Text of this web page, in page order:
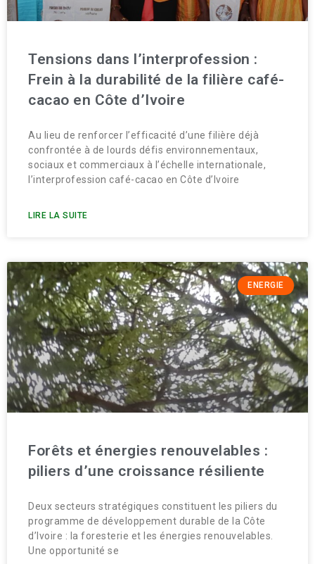
Tensions dans l’interprofession :
Frein à la durabilité de la filière café-
cacao en Côte d’Ivoire
Au lieu de renforcer l’efficacité d’une filière déjà
confrontée à de lourds défis environnementaux,
sociaux et commerciaux à l’échelle internationale,
l’interprofession café-cacao en Côte d’Ivoire
LIRE LA SUITE
ENERGIE
Forêts et énergies renouvelables :
piliers d’une croissance résiliente
Deux secteurs stratégiques constituent les piliers du
programme de développement durable de la Côte
d’Ivoire : la foresterie et les énergies renouvelables.
Une opportunité se